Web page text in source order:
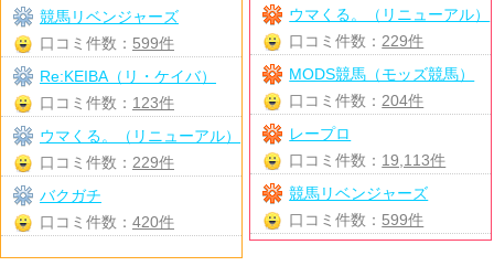
ウマくる。（リニューアル）
口コミ件数： 229件
MODS競馬（モッズ競馬）
口コミ件数： 204件
レープロ
口コミ件数： 19,113件
競馬リベンジャーズ
口コミ件数： 599件
競馬リベンジャーズ
口コミ件数： 599件
Re:KEIBA（リ・ケイバ）
口コミ件数： 123件
ウマくる。（リニューアル）
口コミ件数： 229件
バクガチ
口コミ件数： 420件